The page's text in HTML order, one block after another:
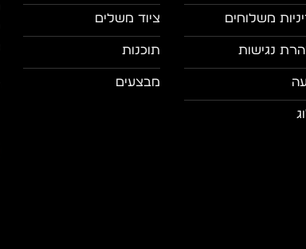
משלוחים
נגישות
ציוד משלים
תוכנות
מבצעים